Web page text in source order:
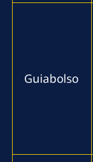
Guiabolso